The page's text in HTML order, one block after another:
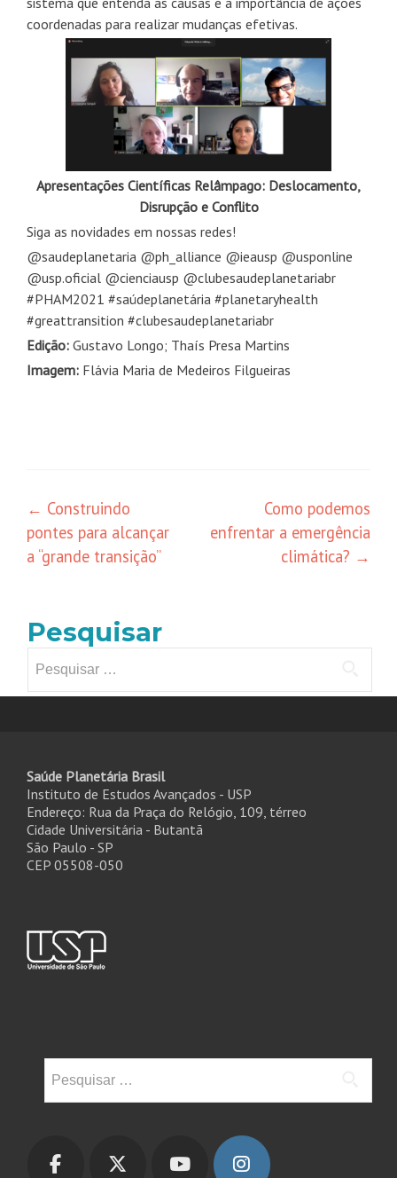
coordenadas para realizar mudanças efetivas.
Apresentações Científicas Relâmpago: Deslocamento,
Disrupção e Conflito
Siga as novidades em nossas redes!
@saudeplanetaria @ph_alliance @ieausp @usponline
@usp.oficial @cienciausp @clubesaudeplanetariabr
#PHAM2021 #saúdeplanetária #planetaryhealth
#greattransition #clubesaudeplanetariabr
Edição: Gustavo Longo; Thaís Presa Martins
Imagem: Flávia Maria de Medeiros Filgueiras
Navegação
de
posts
← Construindo
pontes para alcançar
a “grande transição”
Como podemos
enfrentar a emergência
climática? →
Pesquisar
por:
Saúde Planetária Brasil
Instituto de Estudos Avançados - USP
Endereço: Rua da Praça do Relógio, 109, térreo
Cidade Universitária - Butantã
São Paulo - SP
CEP 05508-050
por: